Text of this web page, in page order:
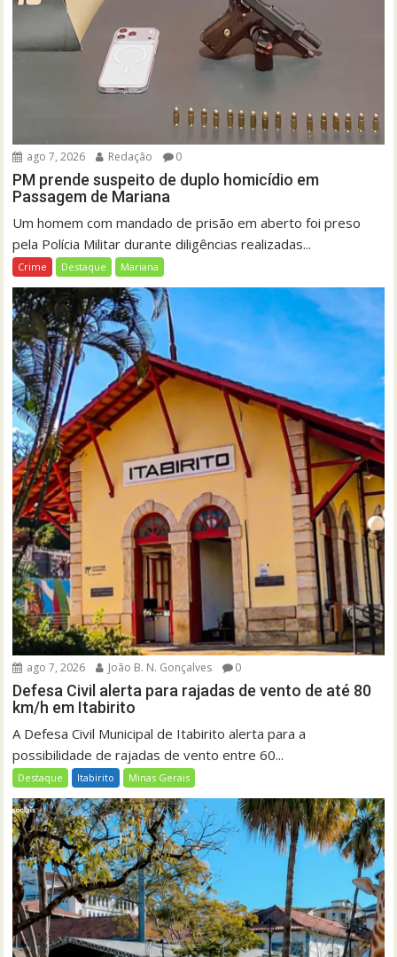
ago 7, 2026 Redação 0
PM prende suspeito de duplo homicídio em
Passagem de Mariana
Um homem com mandado de prisão em aberto foi preso
pela Polícia Militar durante diligências realizadas...
Crime Destaque Mariana
ago 7, 2026 João B. N. Gonçalves 0
Defesa Civil alerta para rajadas de vento de até 80
km/h em Itabirito
A Defesa Civil Municipal de Itabirito alerta para a
possibilidade de rajadas de vento entre 60...
Destaque Itabirito Minas Gerais